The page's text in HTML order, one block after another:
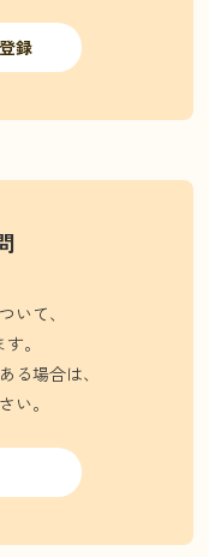
録
いて、
。
る場合は、
い。